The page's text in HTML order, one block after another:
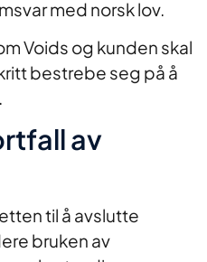
med norsk lov.
Voids og kunden skal
bestrebe seg på å
av
til å avslutte
bruken av